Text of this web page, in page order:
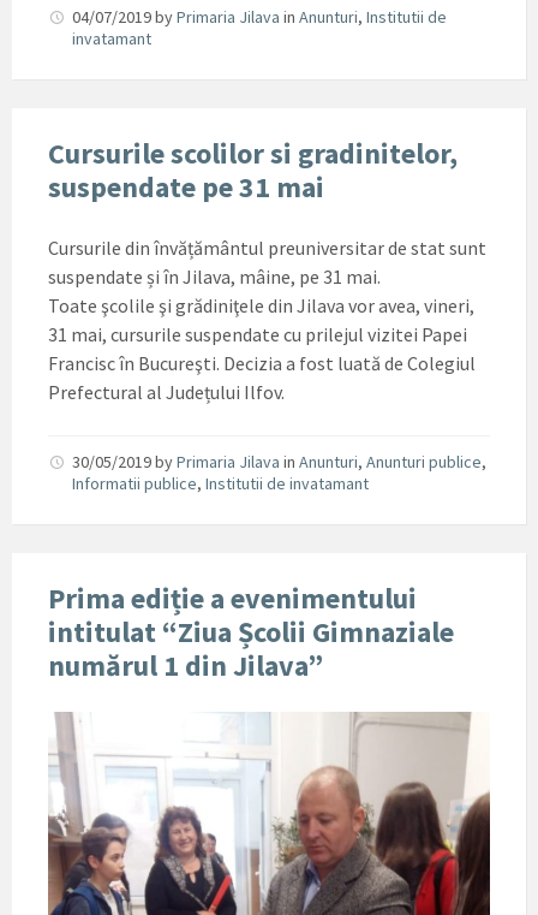
04/07/2019byPrimaria Jilava in Anunturi, Institutii de
invatamant
Cursurile scolilor si gradinitelor,
suspendate pe 31 mai
Cursurile din învățământul preuniversitar de stat sunt
suspendate și în Jilava, mâine, pe 31 mai.
Toate şcolile şi grădiniţele din Jilava vor avea, vineri,
31 mai, cursurile suspendate cu prilejul vizitei Papei
Francisc în Bucureşti. Decizia a fost luată de Colegiul
Prefectural al Județului Ilfov.
30/05/2019byPrimaria Jilava in Anunturi, Anunturi publice,
Informatii publice, Institutii de invatamant
Prima ediție a evenimentului
intitulat “Ziua Școlii Gimnaziale
numărul 1 din Jilava”